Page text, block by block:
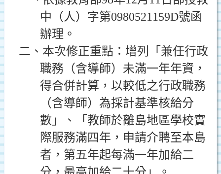
中（人）字第0980521159D號函
辦理。
二、本次修正重點：增列「兼任行政
職務（含導師）未滿一年年資，
得合併計算，以較低之行政職務
（含導師）為採計基準核給分
數」、「教師於離島地區學校實
際服務滿四年，申請介聘至本島
者，第五年起每滿一年加給二